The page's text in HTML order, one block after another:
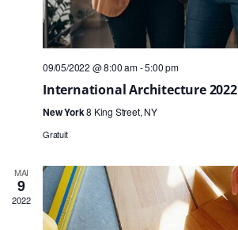
09/05/2022 @ 8:00 am-5:00 pm
International Architecture 2022
New York8 King Street, NY
Gratuit
MAI
9
2022